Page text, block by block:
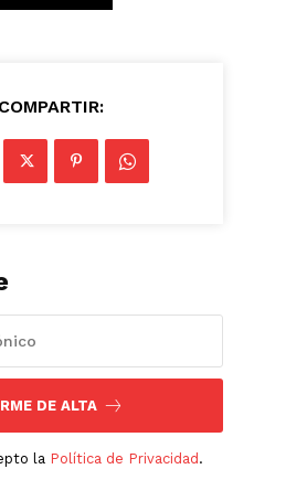
COMPARTIR:
DE ALTA
la Política de Privacidad .